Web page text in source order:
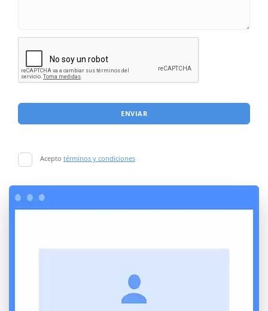
ENVIAR
Acepto términos y condiciones